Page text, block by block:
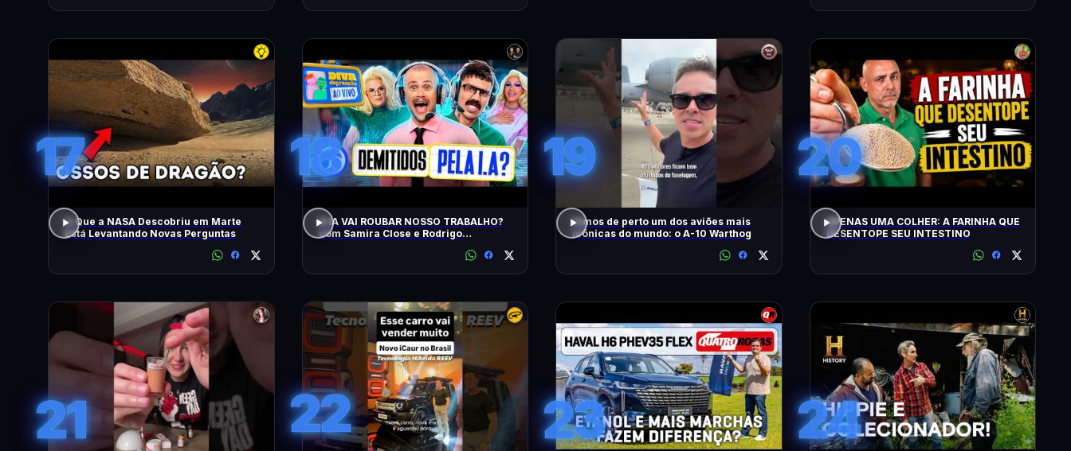
17
O Que a NASA Descobriu em Marte
Está Levantando Novas Perguntas
18
A IA VAI ROUBAR NOSSO TRABALHO?
com Samira Close e Rodrigo
19
Vimos de perto um dos aviões mais
icônicas do mundo: o A-10 Warthog
20
APENAS UMA COLHER: A FARINHA QUE
DESENTOPE SEU INTESTINO
21 22 23 24